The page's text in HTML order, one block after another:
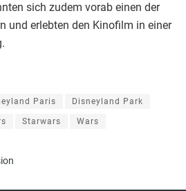
sich zudem vorab einen der
und erlebten den Kinofilm in einer
Paris Disneyland Park
Starwars Wars